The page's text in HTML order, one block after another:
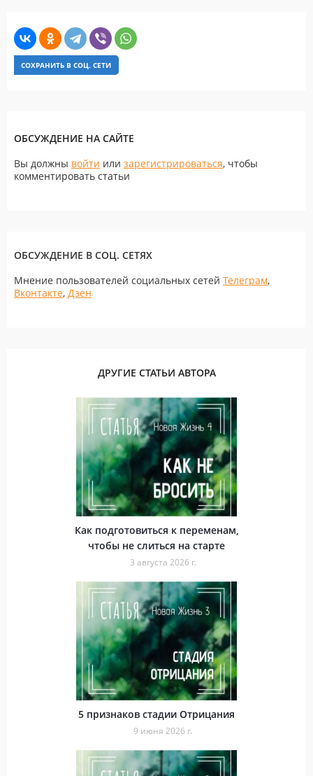
СОХРАНИТЬ В СОЦ. СЕТИ
ОБСУЖДЕНИЕ НА САЙТЕ
Вы должны войти или зарегистрироваться, чтобы
комментировать статьи
ОБСУЖДЕНИЕ В СОЦ. СЕТЯХ
Мнение пользователей социальных сетей Телеграм,
Вконтакте, Дзен
ДРУГИЕ СТАТЬИ АВТОРА
Как подготовиться к переменам,
чтобы не слиться на старте
3 августа 2026 г.
5 признаков стадии Отрицания
9 июня 2026 г.